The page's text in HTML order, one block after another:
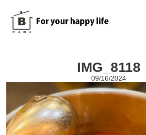
IMG_8118
09/16/2024
教室のご案内
教室を予約する
教室の様子